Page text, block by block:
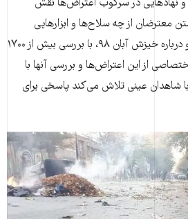
و نهادهایی در سرکوب اعتراض­‌ها نقش
معترضان از چه سلاح‌­ها و ابزارهایی
استفاده شد؟ پژوهش پیش‌­رو درباره خیزش آبان ۹۸، با بررسی بیش از ۱۷۰۰
از این اعتراض­‌ها و بررسی آنها با
شاهدان عینی تلاش می‌کند پاسخی برای